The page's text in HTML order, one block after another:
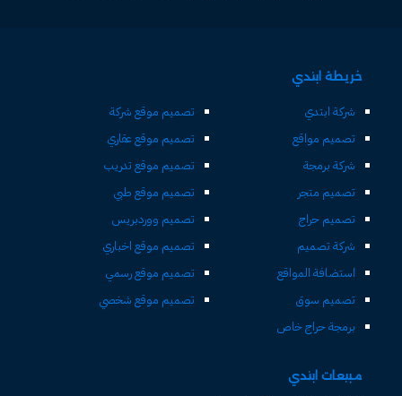
خريطة ابتدي
شركة ابتدي
تصميم مواقع
شركة برمجة
تصميم متجر
تصميم حراج
شركة تصميم
استضافة المواقع
تصميم سوق
برمجة حراج خاص
تصميم موقع شركة
تصميم موقع عقاري
تصميم موقع تدريب
تصميم موقع طبي
تصميم ووردبريس
تصميم موقع اخباري
تصميم موقع رسمي
تصميم موقع شخصي
مبيعات ابتدي